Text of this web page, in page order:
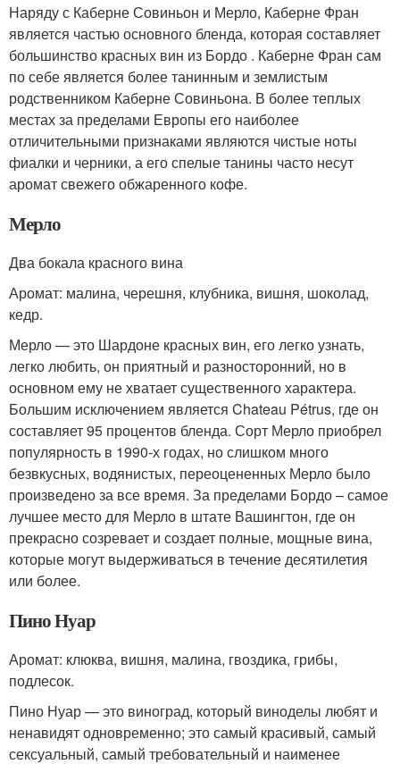
Наряду с Каберне Совиньон и Мерло, Каберне Фран
является частью основного бленда, которая составляет
большинство красных вин из Бордо . Каберне Фран сам
по себе является более танинным и землистым
родственником Каберне Совиньона. В более теплых
местах за пределами Европы его наиболее
отличительными признаками являются чистые ноты
фиалки и черники, а его спелые танины часто несут
аромат свежего обжаренного кофе.
Мерло
Два бокала красного вина
Аромат: малина, черешня, клубника, вишня, шоколад,
кедр.
Мерло — это Шардоне красных вин, его легко узнать,
легко любить, он приятный и разносторонний, но в
основном ему не хватает существенного характера.
Большим исключением является Chateau Pétrus, где он
составляет 95 процентов бленда. Сорт Мерло приобрел
популярность в 1990-х годах, но слишком много
безвкусных, водянистых, переоцененных Мерло было
произведено за все время. За пределами Бордо – самое
лучшее место для Мерло в штате Вашингтон, где он
прекрасно созревает и создает полные, мощные вина,
которые могут выдерживаться в течение десятилетия
или более.
Пино Нуар
Аромат: клюква, вишня, малина, гвоздика, грибы,
подлесок.
Пино Нуар — это виноград, который виноделы любят и
ненавидят одновременно; это самый красивый, самый
сексуальный, самый требовательный и наименее